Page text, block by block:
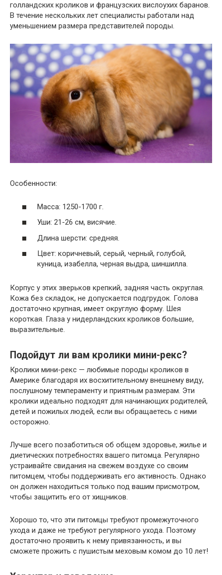
голландских кроликов и французских вислоухих баранов.
В течение нескольких лет специалисты работали над
уменьшением размера представителей породы.
Особенности:
Масса: 1250-1700 г.
Уши: 21-26 см, висячие.
Длина шерсти: средняя.
Цвет: коричневый, серый, черный, голубой,
куница, изабелла, черная выдра, шиншилла.
Корпус у этих зверьков крепкий, задняя часть округлая.
Кожа без складок, не допускается подгрудок. Голова
достаточно крупная, имеет округлую форму. Шея
короткая. Глаза у нидерландских кроликов большие,
выразительные.
Подойдут ли вам кролики мини-рекс?
Кролики мини-рекс — любимые породы кроликов в
Америке благодаря их восхитительному внешнему виду,
послушному темпераменту и приятным размерам. Эти
кролики идеально подходят для начинающих родителей,
детей и пожилых людей, если вы обращаетесь с ними
осторожно.
Лучше всего позаботиться об общем здоровье, жилье и
диетических потребностях вашего питомца. Регулярно
устраивайте свидания на свежем воздухе со своим
питомцем, чтобы поддерживать его активность. Однако
он должен находиться только под вашим присмотром,
чтобы защитить его от хищников.
Хорошо то, что эти питомцы требуют промежуточного
ухода и даже не требуют регулярного ухода. Поэтому
достаточно проявить к нему привязанность, и вы
сможете прожить с пушистым меховым комом до 10 лет!